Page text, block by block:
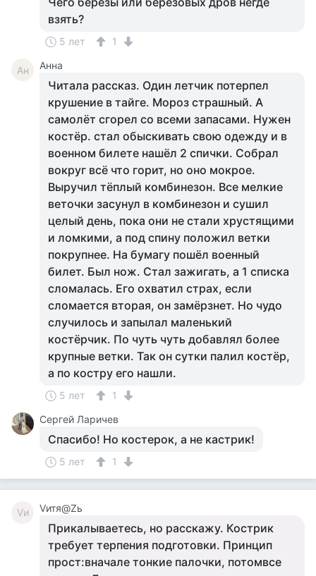
взять?
5 лет 1
Ан Анна
Читала рассказ. Один летчик потерпел
крушение в тайге. Мороз страшный. А
самолёт сгорел со всеми запасами. Нужен
костёр. стал обыскивать свою одежду и в
военном билете нашёл 2 спички. Собрал
вокруг всё что горит, но оно мокрое.
Выручил тёплый комбинезон. Все мелкие
веточки засунул в комбинезон и сушил
целый день, пока они не стали хрустящими
и ломкими, а под спину положил ветки
покрупнее. На бумагу пошёл военный
билет. Был нож. Стал зажигать, а 1 списка
сломалась. Его охватил страх, если
сломается вторая, он замёрзнет. Но чудо
случилось и запылал маленький
костёрчик. По чуть чуть добавлял более
крупные ветки. Так он сутки палил костёр,
а по костру его нашли.
5 лет
1
Сергей Ларичев
Спасибо! Но костерок, а не кастрик!
5 лет 1
Vи Vитя@Zь
Прикалываетесь, но расскажу. Кострик
требует терпения подготовки. Принцип
прост:вначале тонкие палочки, потомвсе